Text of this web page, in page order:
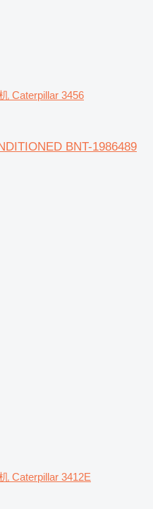
Caterpillar 3456
BNT-1986489
Caterpillar 3412E